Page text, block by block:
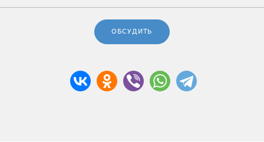
ОБСУДИТЬ